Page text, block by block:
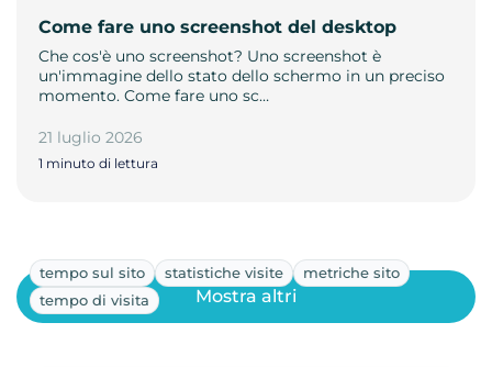
Come fare uno screenshot del desktop
Che cos'è uno screenshot? Uno screenshot è
un'immagine dello stato dello schermo in un preciso
momento. Come fare uno sc…
21 luglio 2026
1 minuto di lettura
tempo sul sito statistiche visite
metriche sito
tempo di visita
Mostra altri